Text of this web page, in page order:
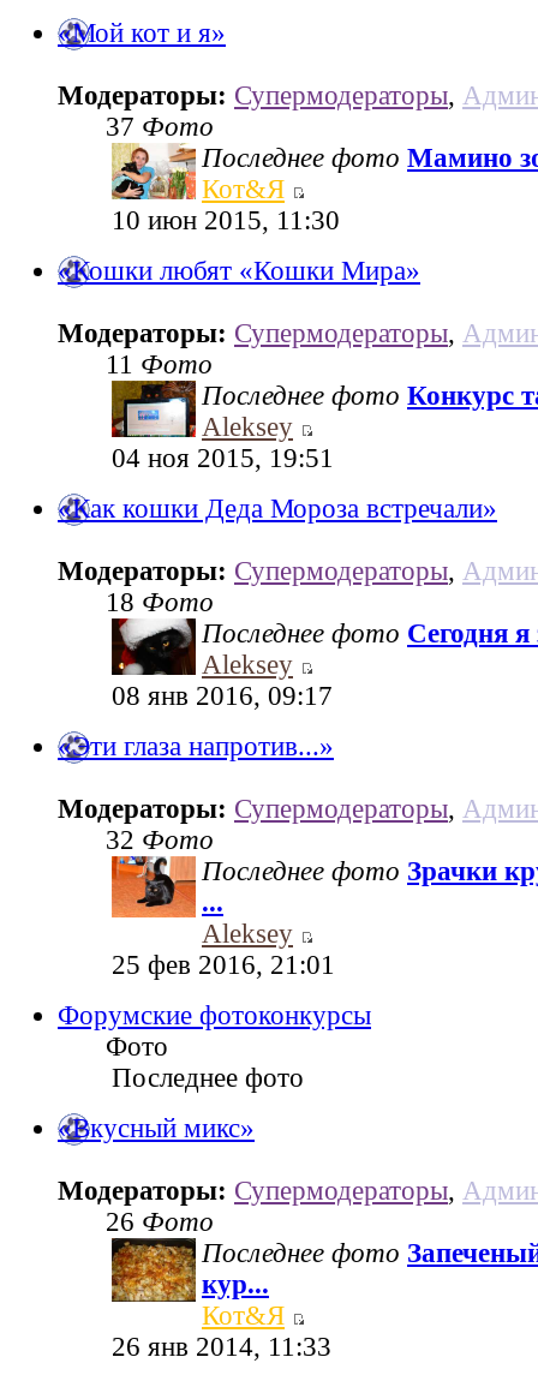
«Мой кот и я»
Модераторы: Супермодераторы,
37 Фото
Последнее фото Мамино
Кот&Я
10 июн 2015, 11:30
«Кошки любят «Кошки Мира»
Модераторы: Супермодераторы,
11 Фото
Последнее фото Конкурс
Aleksey
04 ноя 2015, 19:51
«Как кошки Деда Мороза встречали»
Модераторы: Супермодераторы,
18 Фото
Последнее фото Сегодня
Aleksey
08 янв 2016, 09:17
«Эти глаза напротив...»
Модераторы: Супермодераторы,
32 Фото
Последнее фото Зрачки
...
Aleksey
25 фев 2016, 21:01
Форумские фотоконкурсы
Фото
Последнее фото
«Вкусный микс»
Модераторы: Супермодераторы,
26 Фото
Последнее фото
кур...
Кот&Я
26 янв 2014, 11:33